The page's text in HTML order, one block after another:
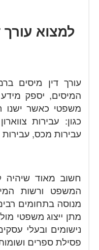
למצוא עורך
עורך דין מיסים
המיסים, יספק
משפטי כאשר ישנו
כגון: עבירות
עבירות מכס,
חשוב מאוד שיהיה
המשפט ורשות
מנוסה בתחומים
מתן ייצוג משפטי
נישומים ובעלי
פסילת ספרים